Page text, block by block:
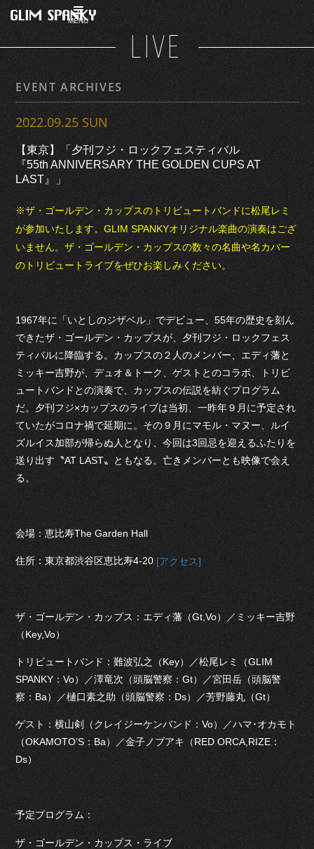
MENU
LIVE
EVENT ARCHIVES
2022.09.25 SUN
【東京】「夕刊フジ・ロックフェスティバル
『55th ANNIVERSARY THE GOLDEN CUPS AT
LAST』」
※ザ・ゴールデン・カップスのトリビュートバンドに松尾レミ
が参加いたします。GLIM SPANKYオリジナル楽曲の演奏はござ
いません。ザ・ゴールデン・カップスの数々の名曲や名カバー
のトリビュートライブをぜひお楽しみください。
1967年に「いとしのジザベル」でデビュー、55年の歴史を刻ん
できたザ・ゴールデン・カップスが、夕刊フジ・ロックフェス
ティバルに降臨する。カップスの２人のメンバー、エディ藩と
ミッキー吉野が、デュオ＆トーク、ゲストとのコラボ、トリビ
ュートバンドとの演奏で、カップスの伝説を紡ぐプログラム
だ。夕刊フジ×カップスのライブは当初、一昨年９月に予定され
ていたがコロナ禍で延期に。その９月にマモル・マヌー、ルイ
ズルイス加部が帰らぬ人となり、今回は3回忌を迎えるふたりを
送り出す〝AT LAST〟ともなる。亡きメンバーとも映像で会え
る。
会場：恵比寿The Garden Hall
住所：東京都渋谷区恵比寿4-20 [アクセス]
ザ・ゴールデン・カップス：エディ藩（Gt,Vo）／ミッキー吉野
（Key,Vo）
トリビュートバンド：難波弘之（Key）／松尾レミ（GLIM
SPANKY：Vo）／澤竜次（頭脳警察：Gt）／宮田岳（頭脳警
察：Ba）／樋口素之助（頭脳警察：Ds）／芳野藤丸（Gt）
ゲスト：横山剣（クレイジーケンバンド：Vo）／ハマ･オカモト
（OKAMOTO’S：Ba）／金子ノブアキ（RED ORCA,RIZE：
Ds）
予定プログラム：
ザ・ゴールデン・カップス・ライブ